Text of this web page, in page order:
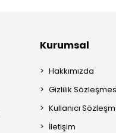
Kurumsal
Hakkımızda
Gizlilik
Kullanıcı
İletişim